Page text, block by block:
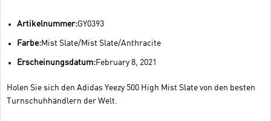
Artikelnummer:GY0393
Farbe:Mist Slate/Mist Slate/Anthracite
Erscheinungsdatum:February 8, 2021
Holen Sie sich den Adidas Yeezy 500 High Mist Slate von den besten
Turnschuhhändlern der Welt.